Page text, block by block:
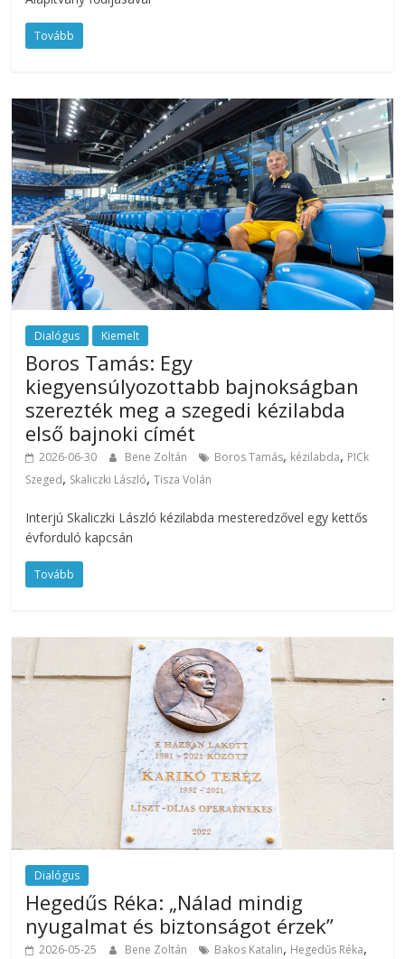
Tovább
Dialógus Kiemelt
Boros Tamás: Egy
kiegyensúlyozottabb bajnokságban
szerezték meg a szegedi kézilabda
első bajnoki címét
2026-06-30 Bene Zoltán Boros Tamás, kézilabda, PICk
Szeged, Skaliczki László,Tisza Volán
Interjú Skaliczki László kézilabda mesteredzővel egy kettős
évforduló kapcsán
Tovább
Dialógus
Hegedűs Réka: „Nálad mindig
nyugalmat és biztonságot érzek”
2026-05-25 Bene Zoltán Bakos Katalin, Hegedűs Réka,